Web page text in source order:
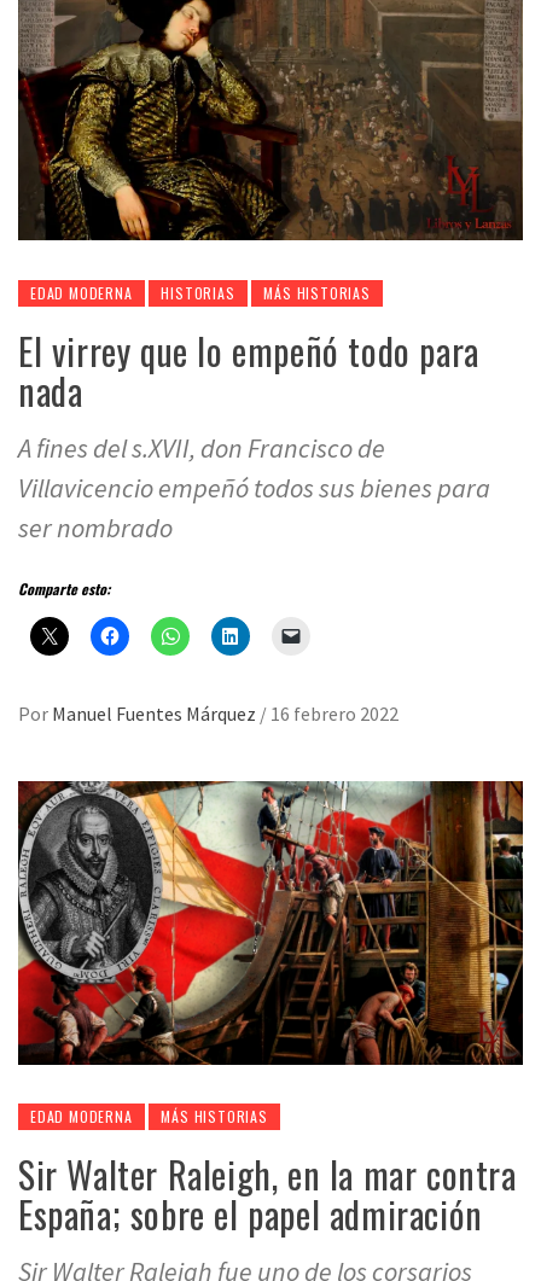
EDAD MODERNA HISTORIAS MÁS HISTORIAS
El virrey que lo empeñó todo para
nada
A fines del s.XVII, don Francisco de
Villavicencio empeñó todos sus bienes para
ser nombrado
Comparte esto:
Por Manuel Fuentes Márquez / 16 febrero 2022
EDAD MODERNA MÁS HISTORIAS
Sir Walter Raleigh, en la mar contra
España; sobre el papel admiración
Sir Walter Raleigh fue uno de los corsarios